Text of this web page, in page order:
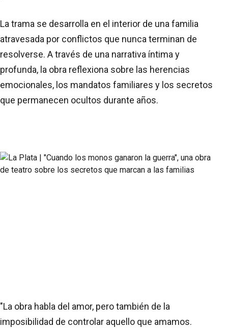
La trama se desarrolla en el interior de una familia
atravesada por conflictos que nunca terminan de
resolverse. A través de una narrativa íntima y
profunda, la obra reflexiona sobre las herencias
emocionales, los mandatos familiares y los secretos
que permanecen ocultos durante años.
"La obra habla del amor, pero también de la
imposibilidad de controlar aquello que amamos.